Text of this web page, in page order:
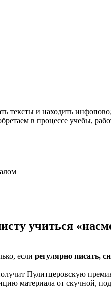
тексты и находить
в процессе учебы,
учиться
если регулярно писать,
Пулитцеровскую
материала от скучной,